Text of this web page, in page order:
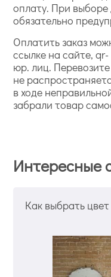
оплату. При выборе
обязательно
Оплатить заказ
ссылке на сайте,
юр. лиц.
не
в ходе
забрали товар
Интересные
Как выбрать